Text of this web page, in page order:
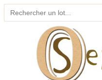
Search
for: